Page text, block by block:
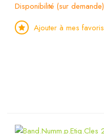
Disponibilité (sur demande)
Ajouter à mes favoris